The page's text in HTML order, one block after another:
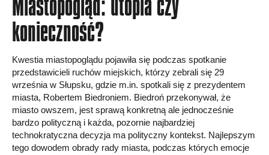
Miastopogląd: utopia czy
konieczność?
Kwestia miastopoglądu pojawiła się podczas spotkanie
przedstawicieli ruchów miejskich, którzy zebrali się 29
września w Słupsku, gdzie m.in. spotkali się z prezydentem
miasta, Robertem Biedroniem. Biedroń przekonywał, że
miasto owszem, jest sprawą konkretną ale jednocześnie
bardzo polityczną i każda, pozornie najbardziej
technokratyczna decyzja ma polityczny kontekst. Najlepszym
tego dowodem obrady rady miasta, podczas których emocje